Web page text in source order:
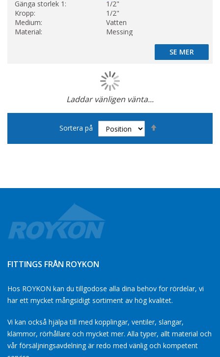
Gänga storlek 1:
1/2"
Kropp:
1/2"
Medium:
Vatten
Material:
Messing
SE MER
SE MER
Laddar vänligen vänta...
Page
Sortera på
FITTINGS FRÅN ROYKON
Hos ROYKON kan du tillgodose alla dina behov for rördelar, vi
har ett mycket mångsidigt sortiment av hög kvalitet.
Vi kan också hjälpa till med kopplingar, ventiler, slangar,
klämmor, rörhållare och mycket mer. Alla typer, allt material och
vår försäljningsavdelning är redo med vänlig och kompetent